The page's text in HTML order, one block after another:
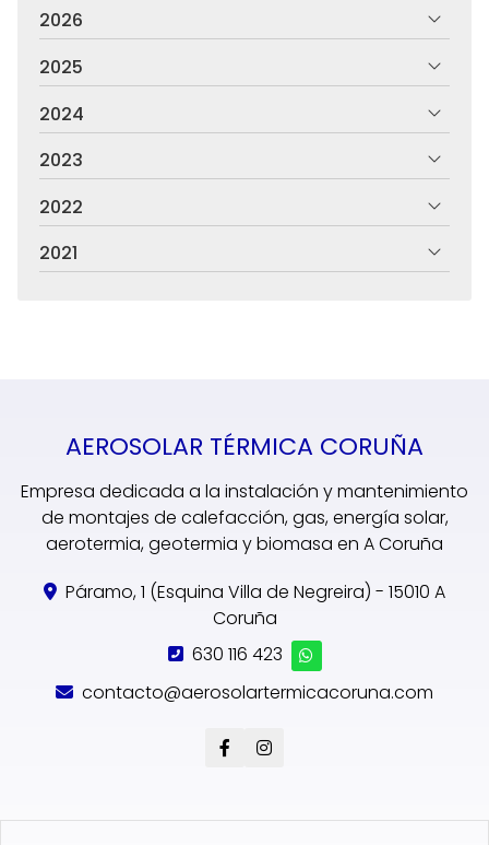
2026
2025
2024
2023
2022
2021
AEROSOLAR TÉRMICA CORUÑA
Empresa dedicada a la instalación y mantenimiento
de montajes de calefacción, gas, energía solar,
aerotermia, geotermia y biomasa en A Coruña
Páramo, 1 (Esquina Villa de Negreira) - 15010 A
Coruña
630 116 423
contacto@aerosolartermicacoruna.com